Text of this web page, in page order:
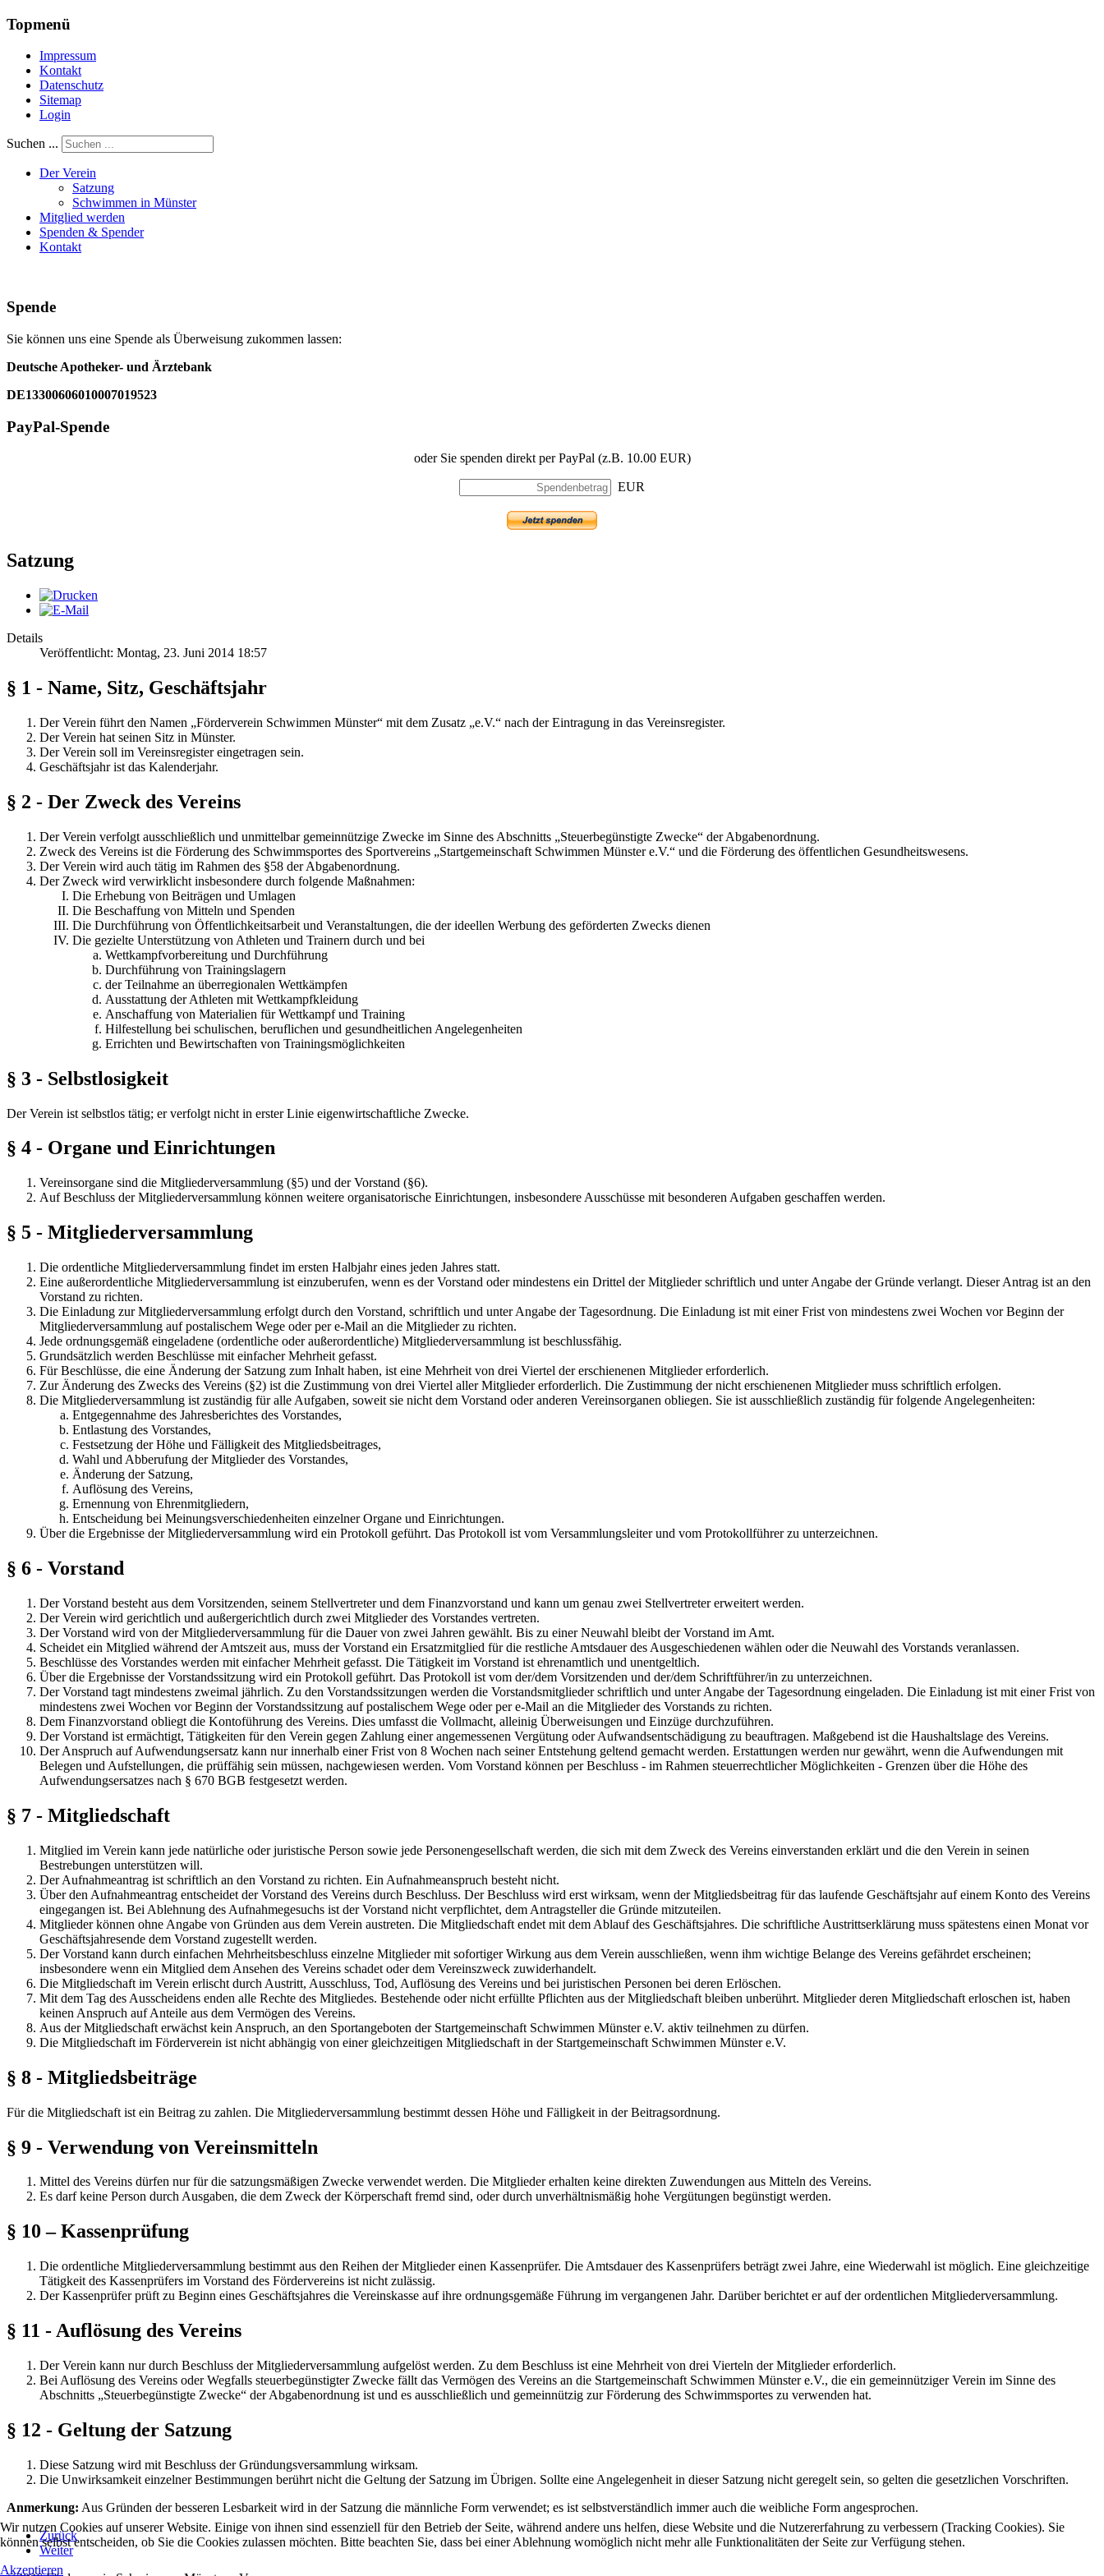
Topmenü
Impressum
Kontakt
Datenschutz
Sitemap
Login
Suchen ...
Der Verein
Satzung
Schwimmen in Münster
Mitglied werden
Spenden & Spender
Kontakt
Spende
Sie können uns eine Spende als Überweisung zukommen lassen:
Deutsche Apotheker- und Ärztebank
DE13300606010007019523
PayPal-Spende
oder Sie spenden direkt per PayPal (z.B. 10.00 EUR)
EUR
Satzung
Details
Veröffentlicht: Montag, 23. Juni 2014 18:57
§ 1 - Name, Sitz, Geschäftsjahr
Der Verein führt den Namen „Förderverein Schwimmen Münster“ mit dem Zusatz „e.V.“ nach der Eintragung in das Vereinsregister.
Der Verein hat seinen Sitz in Münster.
Der Verein soll im Vereinsregister eingetragen sein.
Geschäftsjahr ist das Kalenderjahr.
§ 2 - Der Zweck des Vereins
Der Verein verfolgt ausschließlich und unmittelbar gemeinnützige Zwecke im Sinne des Abschnitts „Steuerbegünstigte Zwecke“ der Abgabenordnung.
Zweck des Vereins ist die Förderung des Schwimmsportes des Sportvereins „Startgemeinschaft Schwimmen Münster e.V.“ und die Förderung des öffentlichen Gesundheitswesens.
Der Verein wird auch tätig im Rahmen des §58 der Abgabenordnung.
Der Zweck wird verwirklicht insbesondere durch folgende Maßnahmen:
Die Erhebung von Beiträgen und Umlagen
Die Beschaffung von Mitteln und Spenden
Die Durchführung von Öffentlichkeitsarbeit und Veranstaltungen, die der ideellen Werbung des geförderten Zwecks dienen
Die gezielte Unterstützung von Athleten und Trainern durch und bei
Wettkampfvorbereitung und Durchführung
Durchführung von Trainingslagern
der Teilnahme an überregionalen Wettkämpfen
Ausstattung der Athleten mit Wettkampfkleidung
Anschaffung von Materialien für Wettkampf und Training
Hilfestellung bei schulischen, beruflichen und gesundheitlichen Angelegenheiten
Errichten und Bewirtschaften von Trainingsmöglichkeiten
§ 3 - Selbstlosigkeit
Der Verein ist selbstlos tätig; er verfolgt nicht in erster Linie eigenwirtschaftliche Zwecke.
§ 4 - Organe und Einrichtungen
Vereinsorgane sind die Mitgliederversammlung (§5) und der Vorstand (§6).
Auf Beschluss der Mitgliederversammlung können weitere organisatorische Einrichtungen, insbesondere Ausschüsse mit besonderen Aufgaben geschaffen werden.
§ 5 - Mitgliederversammlung
Die ordentliche Mitgliederversammlung findet im ersten Halbjahr eines jeden Jahres statt.
Eine außerordentliche Mitgliederversammlung ist einzuberufen, wenn es der Vorstand oder mindestens ein Drittel der Mitglieder schriftlich und unter Angabe der Gründe verlangt. Dieser Antrag ist an den
Vorstand zu richten.
Die Einladung zur Mitgliederversammlung erfolgt durch den Vorstand, schriftlich und unter Angabe der Tagesordnung. Die Einladung ist mit einer Frist von mindestens zwei Wochen vor Beginn der
Mitgliederversammlung auf postalischem Wege oder per e-Mail an die Mitglieder zu richten.
Jede ordnungsgemäß eingeladene (ordentliche oder außerordentliche) Mitgliederversammlung ist beschlussfähig.
Grundsätzlich werden Beschlüsse mit einfacher Mehrheit gefasst.
Für Beschlüsse, die eine Änderung der Satzung zum Inhalt haben, ist eine Mehrheit von drei Viertel der erschienenen Mitglieder erforderlich.
Zur Änderung des Zwecks des Vereins (§2) ist die Zustimmung von drei Viertel aller Mitglieder erforderlich. Die Zustimmung der nicht erschienenen Mitglieder muss schriftlich erfolgen.
Die Mitgliederversammlung ist zuständig für alle Aufgaben, soweit sie nicht dem Vorstand oder anderen Vereinsorganen obliegen. Sie ist ausschließlich zuständig für folgende Angelegenheiten:
Entgegennahme des Jahresberichtes des Vorstandes,
Entlastung des Vorstandes,
Festsetzung der Höhe und Fälligkeit des Mitgliedsbeitrages,
Wahl und Abberufung der Mitglieder des Vorstandes,
Änderung der Satzung,
Auflösung des Vereins,
Ernennung von Ehrenmitgliedern,
Entscheidung bei Meinungsverschiedenheiten einzelner Organe und Einrichtungen.
Über die Ergebnisse der Mitgliederversammlung wird ein Protokoll geführt. Das Protokoll ist vom Versammlungsleiter und vom Protokollführer zu unterzeichnen.
§ 6 - Vorstand
Der Vorstand besteht aus dem Vorsitzenden, seinem Stellvertreter und dem Finanzvorstand und kann um genau zwei Stellvertreter erweitert werden.
Der Verein wird gerichtlich und außergerichtlich durch zwei Mitglieder des Vorstandes vertreten.
Der Vorstand wird von der Mitgliederversammlung für die Dauer von zwei Jahren gewählt. Bis zu einer Neuwahl bleibt der Vorstand im Amt.
Scheidet ein Mitglied während der Amtszeit aus, muss der Vorstand ein Ersatzmitglied für die restliche Amtsdauer des Ausgeschiedenen wählen oder die Neuwahl des Vorstands veranlassen.
Beschlüsse des Vorstandes werden mit einfacher Mehrheit gefasst. Die Tätigkeit im Vorstand ist ehrenamtlich und unentgeltlich.
Über die Ergebnisse der Vorstandssitzung wird ein Protokoll geführt. Das Protokoll ist vom der/dem Vorsitzenden und der/dem Schriftführer/in zu unterzeichnen.
Der Vorstand tagt mindestens zweimal jährlich. Zu den Vorstandssitzungen werden die Vorstandsmitglieder schriftlich und unter Angabe der Tagesordnung eingeladen. Die Einladung ist mit einer Frist von
mindestens zwei Wochen vor Beginn der Vorstandssitzung auf postalischem Wege oder per e-Mail an die Mitglieder des Vorstands zu richten.
Dem Finanzvorstand obliegt die Kontoführung des Vereins. Dies umfasst die Vollmacht, alleinig Überweisungen und Einzüge durchzuführen.
Der Vorstand ist ermächtigt, Tätigkeiten für den Verein gegen Zahlung einer angemessenen Vergütung oder Aufwandsentschädigung zu beauftragen. Maßgebend ist die Haushaltslage des Vereins.
Der Anspruch auf Aufwendungsersatz kann nur innerhalb einer Frist von 8 Wochen nach seiner Entstehung geltend gemacht werden. Erstattungen werden nur gewährt, wenn die Aufwendungen mit
Belegen und Aufstellungen, die prüffähig sein müssen, nachgewiesen werden. Vom Vorstand können per Beschluss - im Rahmen steuerrechtlicher Möglichkeiten - Grenzen über die Höhe des
Aufwendungsersatzes nach § 670 BGB festgesetzt werden.
§ 7 - Mitgliedschaft
Mitglied im Verein kann jede natürliche oder juristische Person sowie jede Personengesellschaft werden, die sich mit dem Zweck des Vereins einverstanden erklärt und die den Verein in seinen
Bestrebungen unterstützen will.
Der Aufnahmeantrag ist schriftlich an den Vorstand zu richten. Ein Aufnahmeanspruch besteht nicht.
Über den Aufnahmeantrag entscheidet der Vorstand des Vereins durch Beschluss. Der Beschluss wird erst wirksam, wenn der Mitgliedsbeitrag für das laufende Geschäftsjahr auf einem Konto des Vereins
eingegangen ist. Bei Ablehnung des Aufnahmegesuchs ist der Vorstand nicht verpflichtet, dem Antragsteller die Gründe mitzuteilen.
Mitglieder können ohne Angabe von Gründen aus dem Verein austreten. Die Mitgliedschaft endet mit dem Ablauf des Geschäftsjahres. Die schriftliche Austrittserklärung muss spätestens einen Monat vor
Geschäftsjahresende dem Vorstand zugestellt werden.
Der Vorstand kann durch einfachen Mehrheitsbeschluss einzelne Mitglieder mit sofortiger Wirkung aus dem Verein ausschließen, wenn ihm wichtige Belange des Vereins gefährdet erscheinen;
insbesondere wenn ein Mitglied dem Ansehen des Vereins schadet oder dem Vereinszweck zuwiderhandelt.
Die Mitgliedschaft im Verein erlischt durch Austritt, Ausschluss, Tod, Auflösung des Vereins und bei juristischen Personen bei deren Erlöschen.
Mit dem Tag des Ausscheidens enden alle Rechte des Mitgliedes. Bestehende oder nicht erfüllte Pflichten aus der Mitgliedschaft bleiben unberührt. Mitglieder deren Mitgliedschaft erloschen ist, haben
keinen Anspruch auf Anteile aus dem Vermögen des Vereins.
Aus der Mitgliedschaft erwächst kein Anspruch, an den Sportangeboten der Startgemeinschaft Schwimmen Münster e.V. aktiv teilnehmen zu dürfen.
Die Mitgliedschaft im Förderverein ist nicht abhängig von einer gleichzeitigen Mitgliedschaft in der Startgemeinschaft Schwimmen Münster e.V.
§ 8 - Mitgliedsbeiträge
Für die Mitgliedschaft ist ein Beitrag zu zahlen. Die Mitgliederversammlung bestimmt dessen Höhe und Fälligkeit in der Beitragsordnung.
§ 9 - Verwendung von Vereinsmitteln
Mittel des Vereins dürfen nur für die satzungsmäßigen Zwecke verwendet werden. Die Mitglieder erhalten keine direkten Zuwendungen aus Mitteln des Vereins.
Es darf keine Person durch Ausgaben, die dem Zweck der Körperschaft fremd sind, oder durch unverhältnismäßig hohe Vergütungen begünstigt werden.
§ 10 – Kassenprüfung
Die ordentliche Mitgliederversammlung bestimmt aus den Reihen der Mitglieder einen Kassenprüfer. Die Amtsdauer des Kassenprüfers beträgt zwei Jahre, eine Wiederwahl ist möglich. Eine gleichzeitige
Tätigkeit des Kassenprüfers im Vorstand des Fördervereins ist nicht zulässig.
Der Kassenprüfer prüft zu Beginn eines Geschäftsjahres die Vereinskasse auf ihre ordnungsgemäße Führung im vergangenen Jahr. Darüber berichtet er auf der ordentlichen Mitgliederversammlung.
§ 11 - Auflösung des Vereins
Der Verein kann nur durch Beschluss der Mitgliederversammlung aufgelöst werden. Zu dem Beschluss ist eine Mehrheit von drei Vierteln der Mitglieder erforderlich.
Bei Auflösung des Vereins oder Wegfalls steuerbegünstigter Zwecke fällt das Vermögen des Vereins an die Startgemeinschaft Schwimmen Münster e.V., die ein gemeinnütziger Verein im Sinne des
Abschnitts „Steuerbegünstigte Zwecke“ der Abgabenordnung ist und es ausschließlich und gemeinnützig zur Förderung des Schwimmsportes zu verwenden hat.
§ 12 - Geltung der Satzung
Diese Satzung wird mit Beschluss der Gründungsversammlung wirksam.
Die Unwirksamkeit einzelner Bestimmungen berührt nicht die Geltung der Satzung im Übrigen. Sollte eine Angelegenheit in dieser Satzung nicht geregelt sein, so gelten die gesetzlichen Vorschriften.
Anmerkung: Aus Gründen der besseren Lesbarkeit wird in der Satzung die männliche Form verwendet; es ist selbstverständlich immer auch die weibliche Form angesprochen.
Zurück
Weiter
Wir nutzen Cookies auf unserer Website. Einige von ihnen sind essenziell für den Betrieb der Seite, während andere uns helfen, diese Website und die Nutzererfahrung zu verbessern (Tracking Cookies). Sie
können selbst entscheiden, ob Sie die Cookies zulassen möchten. Bitte beachten Sie, dass bei einer Ablehnung womöglich nicht mehr alle Funktionalitäten der Seite zur Verfügung stehen.
Akzeptieren